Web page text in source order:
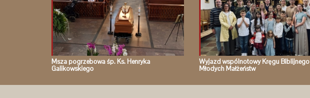
Msza pogrzebowa śp. Ks. Henryka
Galikowskiego
Wyjazd wspólnotowy Kręgu Biblijnego
Młodych Małżeństw